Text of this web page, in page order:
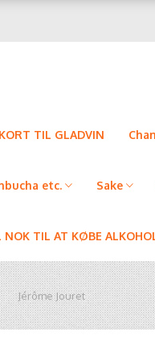
TIL GLADVIN
etc. Sake
NOK TIL AT KØBE
Jérôme Jouret